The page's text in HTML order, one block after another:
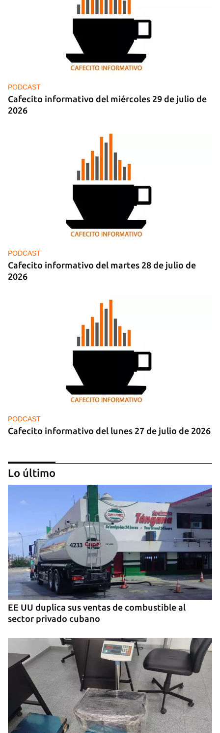
Guardar como favorito
Para poder guardar como favorito, primero has de
INICIAR SESIÓN
PODCAST
Cafecito informativo del miércoles 29 de julio de
2026
PODCAST
Cafecito informativo del martes 28 de julio de
2026
PODCAST
Cafecito informativo del lunes 27 de julio de 2026
PODCAST
Cafecito informativo del viernes 24 de julio de
2026
Lo último
EE UU duplica sus ventas de combustible al
sector privado cubano